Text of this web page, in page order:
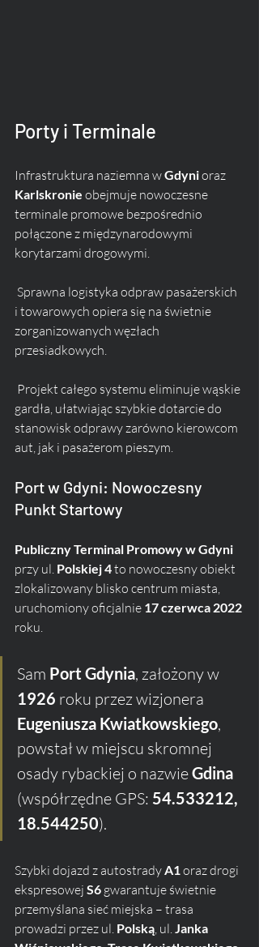
Porty i Terminale
Infrastruktura naziemna w Gdyni oraz
Karlskronie obejmuje nowoczesne
terminale promowe bezpośrednio
połączone z międzynarodowymi
korytarzami drogowymi.
i towarowych opiera się na świetnie
zorganizowanych węzłach
przesiadkowych.
gardła, ułatwiając szybkie dotarcie do
stanowisk odprawy zarówno kierowcom
aut, jak i pasażerom pieszym.
Port w Gdyni: Nowoczesny
Punkt Startowy
Publiczny Terminal Promowy w Gdyni
przy ul. Polskiej 4 to nowoczesny obiekt
zlokalizowany blisko centrum miasta,
uruchomiony oficjalnie 17 czerwca 2022
roku.
Sam Port Gdynia, założony w
1926 roku przez wizjonera
Eugeniusza Kwiatkowskiego,
powstał w miejscu skromnej
osady rybackiej o nazwie Gdina
(współrzędne GPS: 54.533212,
18.544250).
Szybki dojazd z autostrady A1 oraz drogi
ekspresowej S6 gwarantuje świetnie
przemyślana sieć miejska – trasa
prowadzi przez ul. Polską , ul. Janka